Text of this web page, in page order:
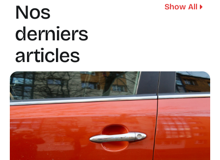
Nos
derniers
articles
Show All